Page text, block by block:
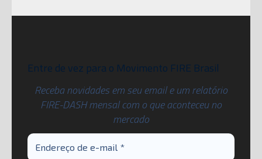
Entre de vez para o Movimento FIRE Brasil
Receba novidades em seu email e um relatório
FIRE-DASH mensal com o que aconteceu no
mercado